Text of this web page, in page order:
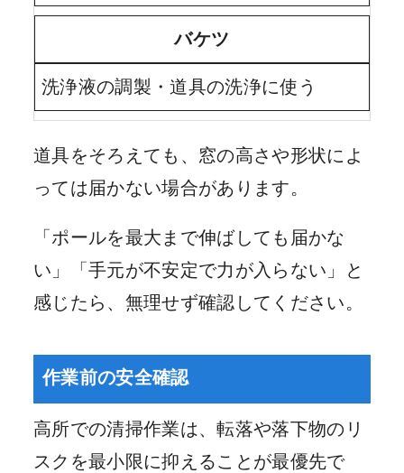
バケツ
洗浄液の調製・道具の洗浄に使う
道具をそろえても、窓の高さや形状によ
っては届かない場合があります。
「ポールを最大まで伸ばしても届かな
い」「手元が不安定で力が入らない」と
感じたら、無理せず確認してください。
作業前の安全確認
高所での清掃作業は、転落や落下物のリ
スクを最小限に抑えることが最優先で